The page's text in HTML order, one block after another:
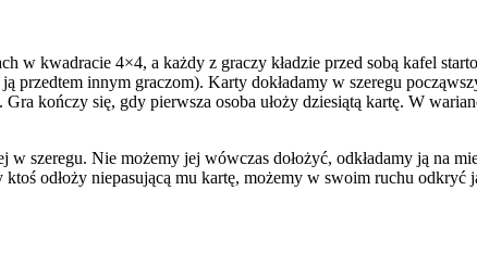
w kwadracie 4×4, a każdy z graczy kładzie przed sobą kafel
przedtem innym graczom). Karty dokładamy w szeregu
kończy się, gdy pierwsza osoba ułoży dziesiątą kartę. W
w szeregu. Nie możemy jej wówczas dołożyć, odkładamy ją na
odłoży niepasującą mu kartę, możemy w swoim ruchu